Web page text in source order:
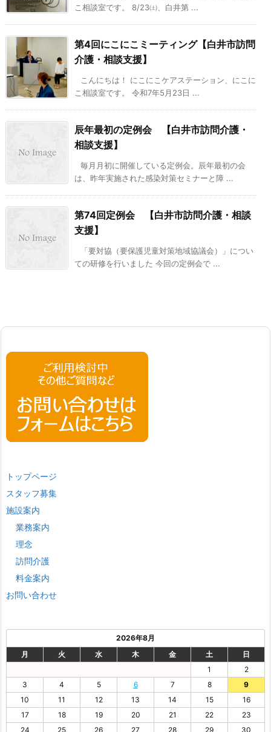
こ相談室です。 8/23㈯、白井第 ...
第4回にこにこミーティング【白井市訪問
介護・相談支援】
こんにちは！ にこにこケアステーション、にこに
こ相談室です。 令和7年5月23日 ...
辰年最初の定例会 【白井市訪問介護・
相談支援】
毎月月初に開催している定例会。辰年最初の会
は、昨年実施された感染対策セミナーと障 ...
第74回定例会 【白井市訪問介護・相談
支援】
「要対協（要保護児童対策地域協議会）」につい
ての研修を行いました 今回の定例会で ...
トップページ
スタッフ募集
施設案内
業務案内
理念
訪問介護
料金案内
お問い合わせ
2026年8月
月
火 水 木 金 土
日
1
2
3
4 5 6 7 8
9
10
11 12 13 14 15
16
17
18 19 20 21 22
23
24
25 26 27 28 29
30